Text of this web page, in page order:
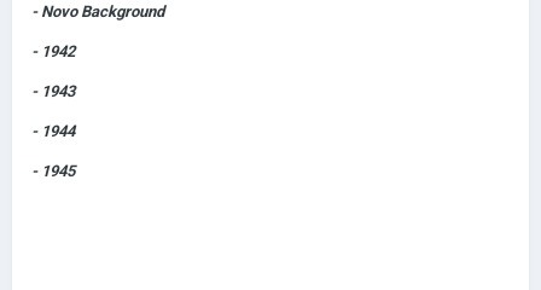
- Novo Background
- 1942
- 1943
- 1944
- 1945